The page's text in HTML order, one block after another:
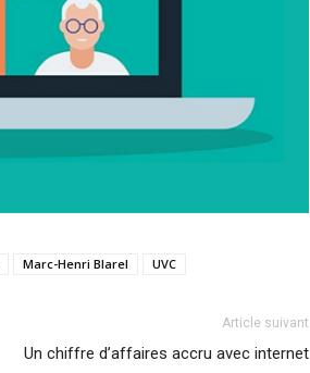
Marc-Henri Blarel UVC
Article suivant
Un chiffre d’affaires accru avec internet